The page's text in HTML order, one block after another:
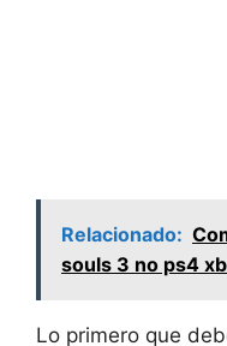
Relacionado:
souls 3 no ps4
Lo primero que